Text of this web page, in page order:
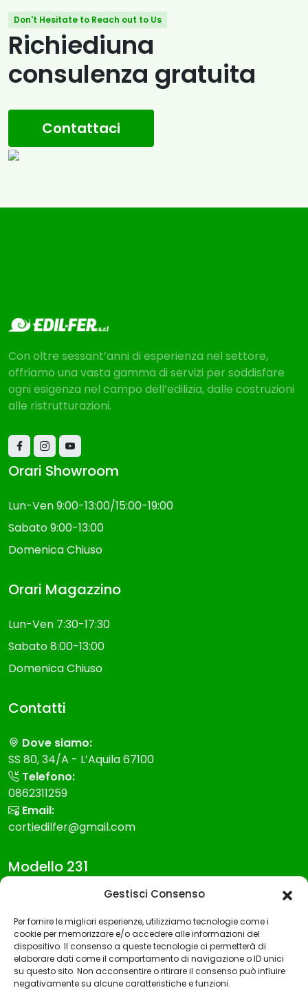
Gestisci Consenso
Per fornire le migliori esperienze, utilizziamo tecnologie come i
cookie per memorizzare e/o accedere alle informazioni del
dispositivo. Il consenso a queste tecnologie ci permetterà di
elaborare dati come il comportamento di navigazione o ID unici
su questo sito. Non acconsentire o ritirare il consenso può influire
negativamente su alcune caratteristiche e funzioni.
Don't Hesitate to Reach out to Us
Richiediuna
consulenza gratuita
Contattaci
Con oltre sessant’anni di esperienza nel settore,
offriamo una vasta gamma di servizi per soddisfare
ogni esigenza nel campo dell’edilizia, dalle costruzioni
alle ristrutturazioni.
Orari Showroom
Lun-Ven 9:00-13:00/15:00-19:00
Sabato 9:00-13:00
Domenica Chiuso
Orari Magazzino
Lun-Ven 7:30-17:30
Sabato 8:00-13:00
Domenica Chiuso
Contatti
Dove siamo:
SS 80, 34/A - L’Aquila 67100
Telefono:
0862311259
Email:
cortiedilfer@gmail.com
Modello 231
Modello Organizzazione gestione e controllo
Codice etico
Whistleblowing